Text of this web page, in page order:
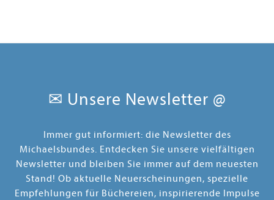
✉ Unsere Newsletter @
Immer gut informiert: die Newsletter des
Michaelsbundes. Entdecken Sie unsere vielfältigen
Newsletter und bleiben Sie immer auf dem neuesten
Stand! Ob aktuelle Neuerscheinungen, spezielle
Empfehlungen für Büchereien, inspirierende Impulse